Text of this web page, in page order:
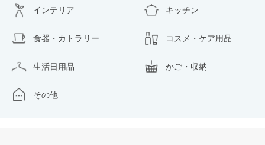
インテリア キッチン
食器・カトラリー コスメ・ケア用品
生活日用品 かご・収納
その他